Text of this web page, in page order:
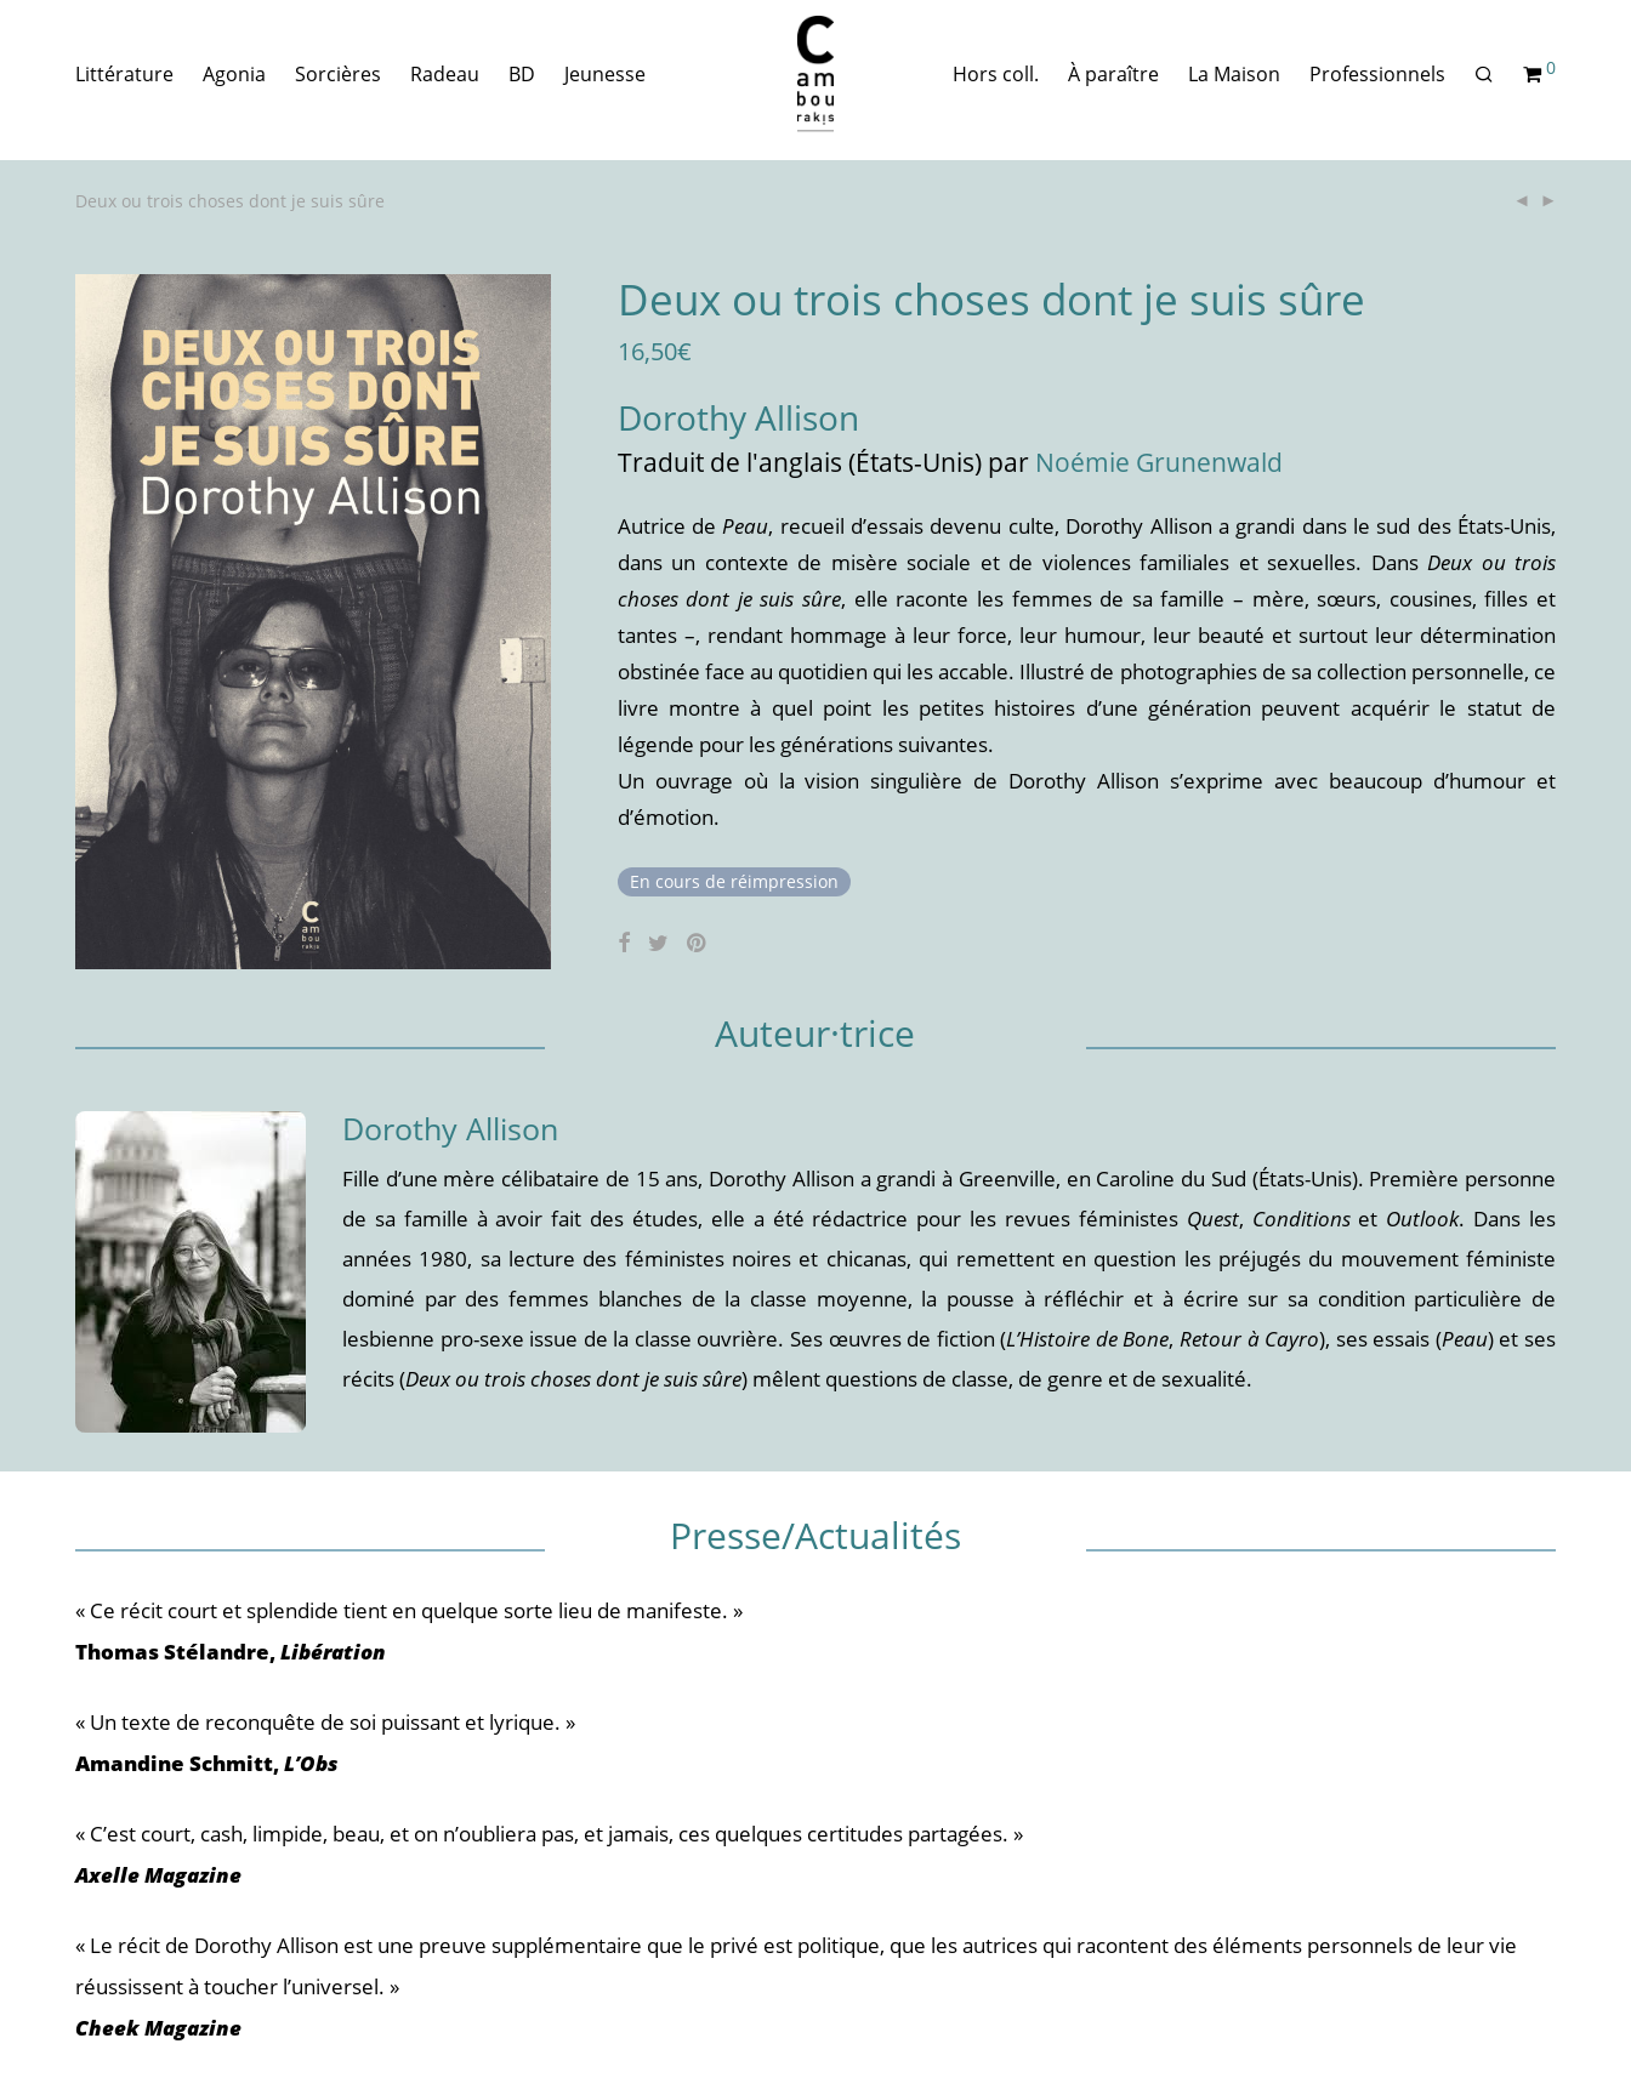
Littérature Agonia Sorcières Radeau BD Jeunesse Hors coll. À paraître La Maison Professionnels 0
Deux ou trois choses dont je suis sûre
Deux ou trois choses dont je suis sûre
16,50€
Dorothy Allison
Traduit de l'anglais (États-Unis) par Noémie Grunenwald
Autrice dePeau, recueil d’essais devenu culte, Dorothy Allison a grandi dans le sud des États-Unis,
dans un contexte de misère sociale et de violences familiales et sexuelles. DansDeux ou trois
choses dont je suis sûre, elle raconte les femmes de sa famille – mère, sœurs, cousines, filles et
tantes –, rendant hommage à leur force, leur humour, leur beauté et surtout leur détermination
obstinée face au quotidien qui les accable. Illustré de photographies de sa collection personnelle, ce
livre montre à quel point les petites histoires d’une génération peuvent acquérir le statut de
légende pour les générations suivantes.
Un ouvrage où la vision singulière de Dorothy Allison s’exprime avec beaucoup d’humour et
d’émotion.
En cours de réimpression
Auteur·trice
Dorothy Allison
Fille d’une mère célibataire de 15 ans, Dorothy Allison a grandi à Greenville, en Caroline du Sud (États-Unis). Première personne
de sa famille à avoir fait des études, elle a été rédactrice pour les revues féministes Quest, Conditionset Outlook. Dans les
années 1980, sa lecture des féministes noires et chicanas, qui remettent en question les préjugés du mouvement féministe
dominé par des femmes blanches de la classe moyenne, la pousse à réfléchir et à écrire sur sa condition particulière de
lesbienne pro-sexe issue de la classe ouvrière. Ses œuvres de fiction (L’Histoire de Bone,Retour à Cayro), ses essais (Peau) et ses
récits (Deux ou trois choses dont je suis sûre) mêlent questions de classe, de genre et de sexualité.
Presse/Actualités
« Ce récit court et splendide tient en quelque sorte lieu de manifeste. »
Thomas Stélandre,Libération
« Un texte de reconquête de soi puissant et lyrique. »
Amandine Schmitt,L’Obs
« C’est court, cash, limpide, beau, et on n’oubliera pas, et jamais, ces quelques certitudes partagées. »
Axelle Magazine
« Le récit de Dorothy Allison est une preuve supplémentaire que le privé est politique, que les autrices qui racontent des éléments personnels de leur vie
réussissent à toucher l’universel. »
Cheek Magazine